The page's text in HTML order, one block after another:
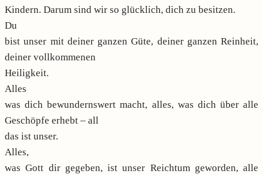
Kindern. Darum sind wir so glücklich, dich zu besitzen.
Du
bist unser mit deiner ganzen Güte, deiner ganzen Reinheit,
deiner vollkommenen
Heiligkeit.
Alles
was dich bewundernswert macht, alles, was dich über alle
Geschöpfe erhebt – all
das ist unser.
Alles,
was Gott dir gegeben, ist unser Reichtum geworden, alle